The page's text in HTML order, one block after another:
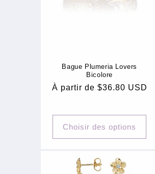
Bague Plumeria Lovers
Bicolore
Prix
À partir de $36.80 USD
Choisir des options